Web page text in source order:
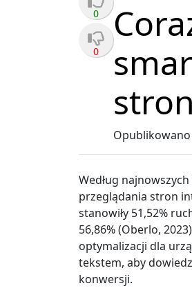
0
0
Opublikowano
Według
przeglądania stron
stanowiły 51,52%
56,86% (Oberlo,
optymalizacji dla
tekstem, aby
konwersji.